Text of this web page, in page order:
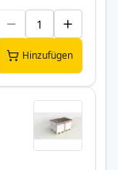
Hinzufügen